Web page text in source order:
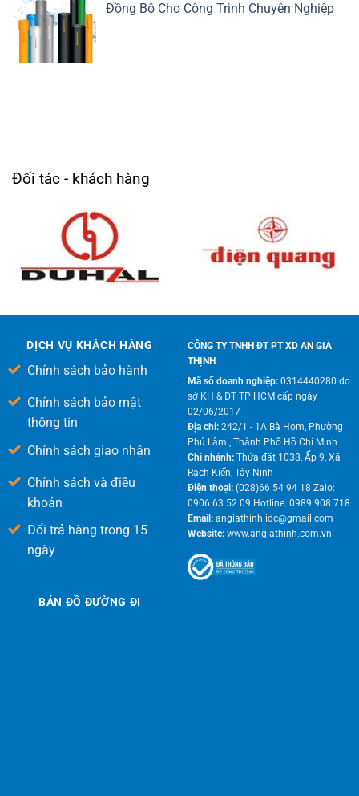
Đồng Bộ Cho Công Trình Chuyên Nghiệp
Đối tác - khách hàng
DỊCH VỤ KHÁCH HÀNG
Chính sách bảo hành
Chính sách bảo mật
thông tin
Chính sách giao nhận
Chính sách và điều
khoản
Đổi trả hàng trong 15
ngày
CÔNG TY TNHH ĐT PT XD AN GIA
THỊNH
Mã số doanh nghiệp:0314440280 do
sở KH & ĐT TP HCM cấp ngày
02/06/2017
Địa chỉ:242/1 - 1A Bà Hom, Phường
Phú Lâm , Thành Phố Hồ Chí Minh
Chi nhánh: Thửa đất 1038, Ấp 9, Xã
Rạch Kiến, Tây Ninh
Điện thoại:(028)66 54 94 18 Zalo:
0906 63 52 09 Hotline: 0989 908 718
Email:angiathinh.idc@gmail.com
Website:www.angiathinh.com.vn
BẢN ĐỒ ĐƯỜNG ĐI